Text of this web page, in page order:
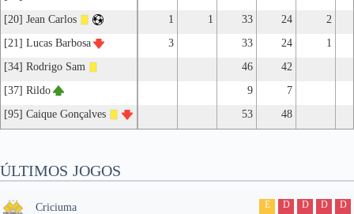
[20] Jean Carlos
1 1 33 24
2
[21] Lucas Barbosa
3 33 24
1
[34] Rodrigo Sam
46
42
[37] Rildo
9
7
[95] Caique Gonçalves
53 48
ÚLTIMOS JOGOS
Criciuma E D D D D